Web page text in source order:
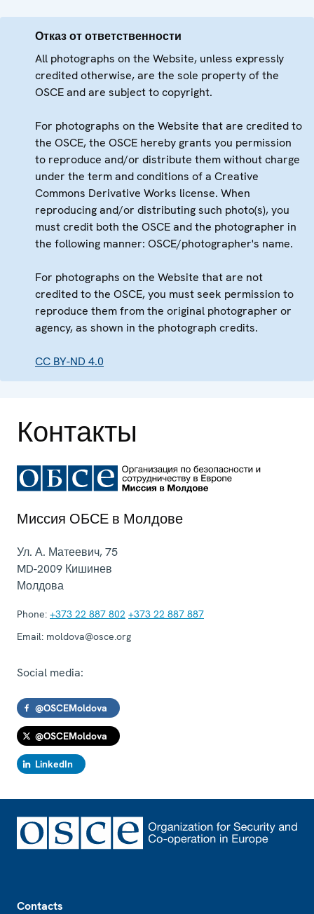
Отказ от ответственности
All photographs on the Website, unless expressly
credited otherwise, are the sole property of the
OSCE and are subject to copyright.
For photographs on the Website that are credited to
the OSCE, the OSCE hereby grants you permission
to reproduce and/or distribute them without charge
under the term and conditions of a Creative
Commons Derivative Works license. When
reproducing and/or distributing such photo(s), you
must credit both the OSCE and the photographer in
the following manner: OSCE/photographer's name.
For photographs on the Website that are not
credited to the OSCE, you must seek permission to
reproduce them from the original photographer or
agency, as shown in the photograph credits.
CC BY-ND 4.0
Контакты
Миссия ОБСЕ в Молдове
Ул. А. Матеевич, 75
MD-2009 Кишинев
Молдова
Phone: +373 22 887 802 +373 22 887 887
Email: moldova@osce.org
Social media:
@OSCEMoldova
@OSCEMoldova
LinkedIn
Contacts